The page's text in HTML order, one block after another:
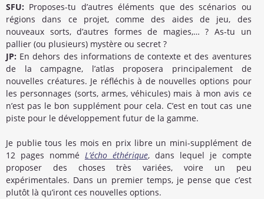
SFU: Proposes-tu d’autres éléments que des scénarios ou
régions dans ce projet, comme des aides de jeu, des
nouveaux sorts, d’autres formes de magies,… ? As-tu un
pallier (ou plusieurs) mystère ou secret ?
JP: En dehors des informations de contexte et des aventures
de la campagne, l’atlas proposera principalement de
nouvelles créatures. Je réfléchis à de nouvelles options pour
les personnages (sorts, armes, véhicules) mais à mon avis ce
n’est pas le bon supplément pour cela. C’est en tout cas une
piste pour le développement futur de la gamme.
Je publie tous les mois en prix libre un mini-supplément de
12 pages nommé L’écho éthérique, dans lequel je compte
proposer des choses très variées, voire un peu
expérimentales. Dans un premier temps, je pense que c’est
plutôt là qu’iront ces nouvelles options.